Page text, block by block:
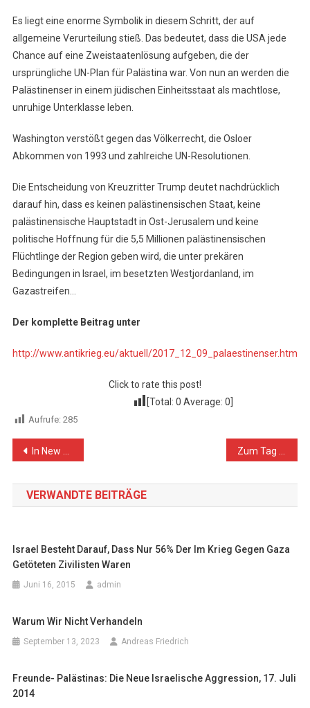
Es liegt eine enorme Symbolik in diesem Schritt, der auf
allgemeine Verurteilung stieß. Das bedeutet, dass die USA jede
Chance auf eine Zweistaatenlösung aufgeben, die der
ursprüngliche UN-Plan für Palästina war. Von nun an werden die
Palästinenser in einem jüdischen Einheitsstaat als machtlose,
unruhige Unterklasse leben.
Washington verstößt gegen das Völkerrecht, die Osloer
Abkommen von 1993 und zahlreiche UN-Resolutionen.
Die Entscheidung von Kreuzritter Trump deutet nachdrücklich
darauf hin, dass es keinen palästinensischen Staat, keine
palästinensische Hauptstadt in Ost-Jerusalem und keine
politische Hoffnung für die 5,5 Millionen palästinensischen
Flüchtlinge der Region geben wird, die unter prekären
Bedingungen in Israel, im besetzten Westjordanland, im
Gazastreifen…
Der komplette Beitrag unter
http://www.antikrieg.eu/aktuell/2017_12_09_palaestinenser.htm
Click to rate this post!
[Total: 0 Average: 0
Aufrufe: 285
Beitragsnavigation
In New Crime of Excessive Use of Force, Israeli Forces Kill 4 Palestinians, including 2 Civilians, and Wound 259 Others, including 32 Children and 4 Women, in Gaza Strip and West Bank Zum Tag der Menschenrechte
VERWANDTE BEITRÄGE
Israel Besteht Darauf, Dass Nur 56% Der Im Krieg Gegen Gaza
Getöteten Zivilisten Waren
Juni 16, 2015 admin
Warum Wir Nicht Verhandeln
September 13, 2023 Andreas Friedrich
Freunde- Palästinas: Die Neue Israelische Aggression, 17. Juli
2014